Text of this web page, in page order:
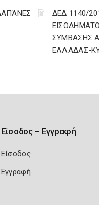
ΔΕΔ 1140/
ΣΥΜΒΑΣΗΣ
ΕΛΛΑΔΑΣ-
Είσοδος – Εγγραφή
Είσοδος
Εγγραφή